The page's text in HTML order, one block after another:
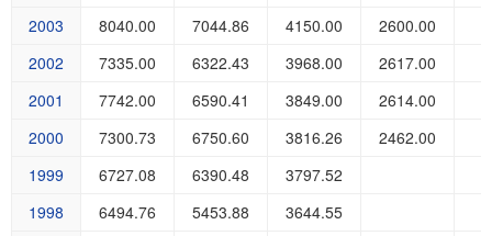
2003
8040.00 7044.86 4150.00
2600.00
2002
7335.00 6322.43 3968.00
2617.00
2001
7742.00 6590.41 3849.00
2614.00
2000
7300.73 6750.60 3816.26
2462.00
1999
6727.08 6390.48
3797.52
1998
6494.76 5453.88
3644.55